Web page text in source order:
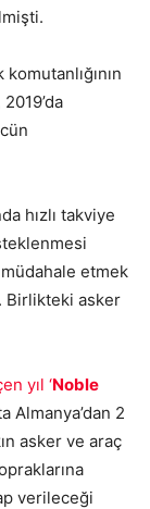
hızlı takviye
etmek
Birlikteki asker
yıl ‘Noble
Almanya’dan 2
asker ve araç
verileceği